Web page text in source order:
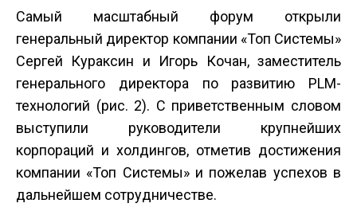
Самый масштабный форум открыли
генеральный директор компании «Топ Системы»
Сергей Кураксин и Игорь Кочан, заместитель
генерального директора по развитию PLM-
технологий (рис. 2). С приветственным словом
выступили руководители крупнейших
корпораций и холдингов, отметив достижения
компании «Топ Системы» и пожелав успехов в
дальнейшем сотрудничестве.